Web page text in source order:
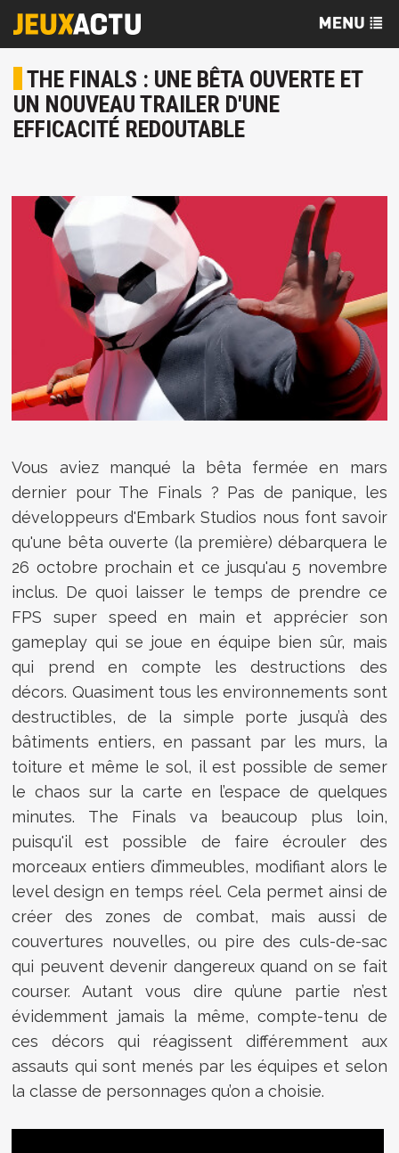
THE FINALS : UNE BÊTA OUVERTE ET
UN NOUVEAU TRAILER D'UNE
EFFICACITÉ REDOUTABLE
Vous aviez manqué la bêta fermée en mars
dernier pour The Finals ? Pas de panique, les
développeurs d'Embark Studios nous font savoir
qu'une bêta ouverte (la première) débarquera le
26 octobre prochain et ce jusqu'au 5 novembre
inclus. De quoi laisser le temps de prendre ce
FPS super speed en main et apprécier son
gameplay qui se joue en équipe bien sûr, mais
qui prend en compte les destructions des
décors. Quasiment tous les environnements sont
destructibles, de la simple porte jusqu’à des
bâtiments entiers, en passant par les murs, la
toiture et même le sol, il est possible de semer
le chaos sur la carte en l’espace de quelques
minutes. The Finals va beaucoup plus loin,
puisqu'il est possible de faire écrouler des
morceaux entiers d’immeubles, modifiant alors le
level design en temps réel. Cela permet ainsi de
créer des zones de combat, mais aussi de
couvertures nouvelles, ou pire des culs-de-sac
qui peuvent devenir dangereux quand on se fait
courser. Autant vous dire qu’une partie n’est
évidemment jamais la même, compte-tenu de
ces décors qui réagissent différemment aux
assauts qui sont menés par les équipes et selon
la classe de personnages qu’on a choisie.